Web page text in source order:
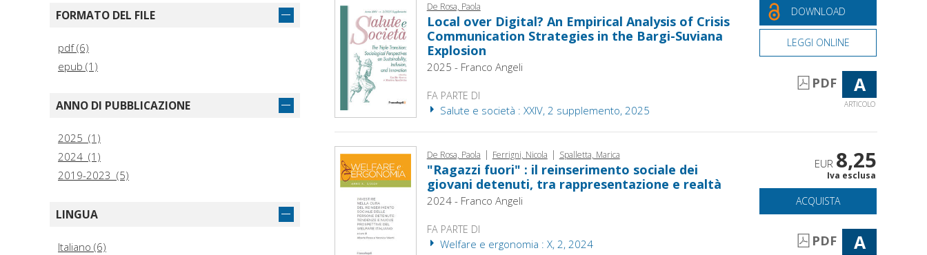
FORMATO DEL FILE
pdf (6)
epub (1)
ANNO DI PUBBLICAZIONE
2025 (1)
2024 (1)
2019-2023 (5)
LINGUA
Italiano (6)
De Rosa, Paola
Local over Digital? An Empirical Analysis of Crisis
Communication Strategies in the Bargi-Suviana
Explosion
2025 - Franco Angeli
FA PARTE DI
Salute e società : XXIV, 2 supplemento, 2025
DOWNLOAD
LEGGI ONLINE
PDF A
ARTICOLO
De Rosa, Paola | Ferrigni, Nicola | Spalletta, Marica
"Ragazzi fuori" : il reinserimento sociale dei
giovani detenuti, tra rappresentazione e realtà
2024 - Franco Angeli
FA PARTE DI
Welfare e ergonomia : X, 2, 2024
EUR 8,25
Iva esclusa
ACQUISTA
PDF A